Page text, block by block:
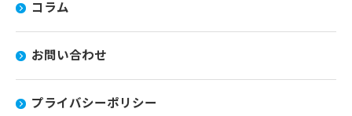
コラム
お問い合わせ
プライバシーポリシー